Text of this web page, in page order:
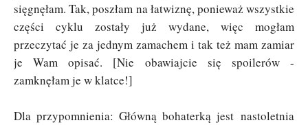
sięgnęłam. Tak, poszłam na łatwiznę, ponieważ wszystkie
części cyklu zostały już wydane, więc mogłam
przeczytać je za jednym zamachem i tak też mam zamiar
je Wam opisać. [Nie obawiajcie się spoilerów -
zamknęłam je w klatce!]
Dla przypomnienia: Główną bohaterką jest nastoletnia